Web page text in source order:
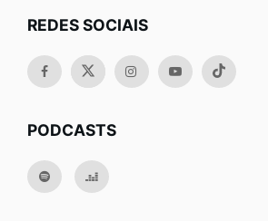
REDES SOCIAIS
PODCASTS